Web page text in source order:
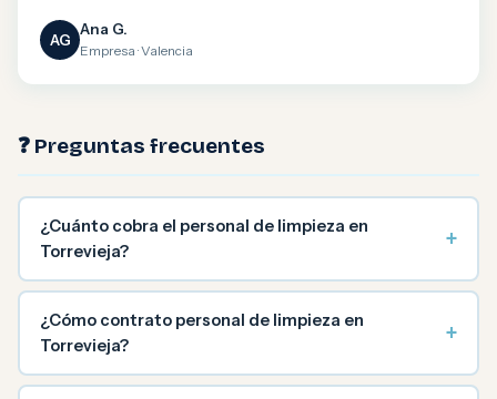
AG
Ana G.
Empresa · Valencia
❓ Preguntas frecuentes
¿Cuánto cobra el personal de limpieza en
Torrevieja?
+
¿Cómo contrato personal de limpieza en
Torrevieja?
+